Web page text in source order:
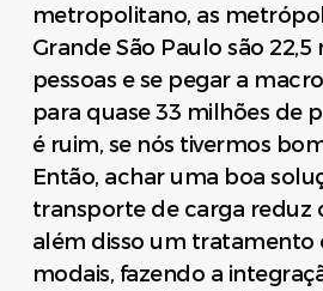
metropolitano, as
Grande São Paulo são 22,5
pessoas e se pegar a
para quase 33 milhões de
é ruim, se nós tivermos
Então, achar uma boa
transporte de carga reduz
além disso um tratamento
modais, fazendo a